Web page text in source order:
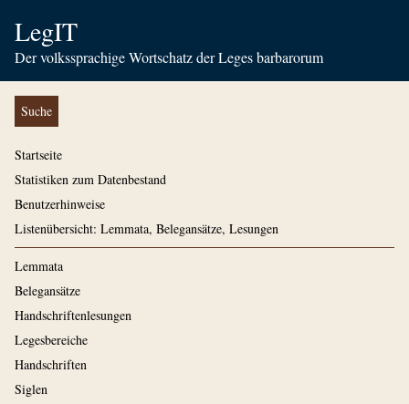
LegIT
Der volkssprachige Wortschatz der Leges barbarorum
Suche
Startseite
Statistiken zum Datenbestand
Benutzerhinweise
Listenübersicht: Lemmata, Belegansätze, Lesungen
Lemmata
Belegansätze
Handschriftenlesungen
Legesbereiche
Handschriften
Siglen